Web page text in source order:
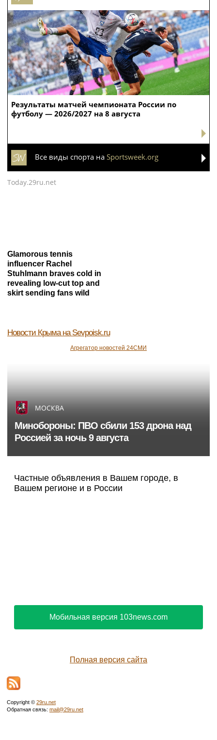
Результаты матчей чемпионата России по
футболу — 2026/2027 на 8 августа
Все виды спорта на Sportsweek.org
Today.29ru.net
Glamorous tennis
influencer Rachel
Stuhlmann braves cold in
revealing low-cut top and
skirt sending fans wild
Новости Крыма на Sevpoisk.ru
Агрегатор новостей 24СМИ
МОСКВА
Минобороны: ПВО сбили 153 дрона над
Россией за ночь 9 августа
Частные объявления в Вашем городе, в
Вашем регионе и в России
Мобильная версия 103news.com
Полная версия сайта
Copyright © 29ru.net
Обратная связь: mail@29ru.net